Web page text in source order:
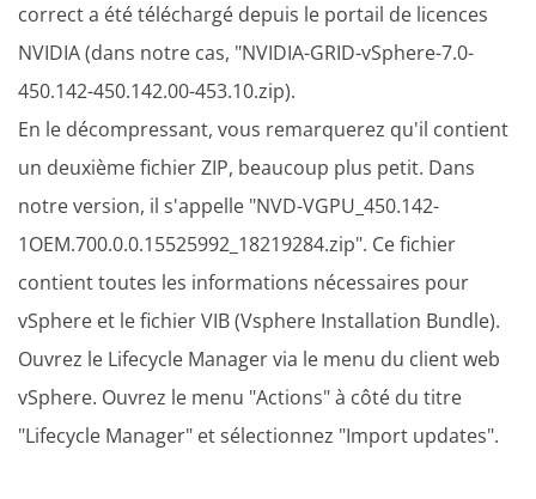
correct a été téléchargé depuis le portail de licences
NVIDIA (dans notre cas, "NVIDIA-GRID-vSphere-7.0-
450.142-450.142.00-453.10.zip).
En le décompressant, vous remarquerez qu'il contient
un deuxième fichier ZIP, beaucoup plus petit. Dans
notre version, il s'appelle "NVD-VGPU_450.142-
1OEM.700.0.0.15525992_18219284.zip". Ce fichier
contient toutes les informations nécessaires pour
vSphere et le fichier VIB (Vsphere Installation Bundle).
Ouvrez le Lifecycle Manager via le menu du client web
vSphere. Ouvrez le menu "Actions" à côté du titre
"Lifecycle Manager" et sélectionnez "Import updates".